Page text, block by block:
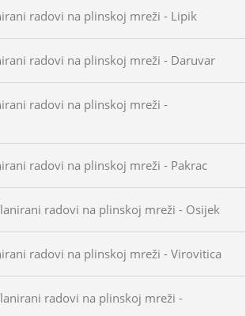
radovi na plinskoj mreži - Lipik
radovi na plinskoj mreži - Daruvar
radovi na plinskoj mreži -
radovi na plinskoj mreži - Pakrac
radovi na plinskoj mreži - Osijek
radovi na plinskoj mreži - Virovitica
radovi na plinskoj mreži -